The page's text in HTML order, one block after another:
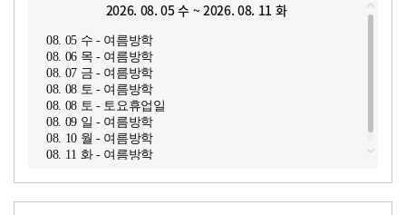
2026. 08. 05 수 ~ 2026. 08. 11 화
08. 05 수 - 여름방학
08. 06 목 - 여름방학
08. 07 금 - 여름방학
08. 08 토 - 여름방학
08. 08 토 - 토요휴업일
08. 09 일 - 여름방학
08. 10 월 - 여름방학
08. 11 화 - 여름방학